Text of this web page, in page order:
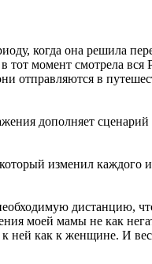
когда она решила
момент смотрела вся
отправляются в
дополняет
изменил
дистанцию,
моей мамы не как
к ней как к женщине. И